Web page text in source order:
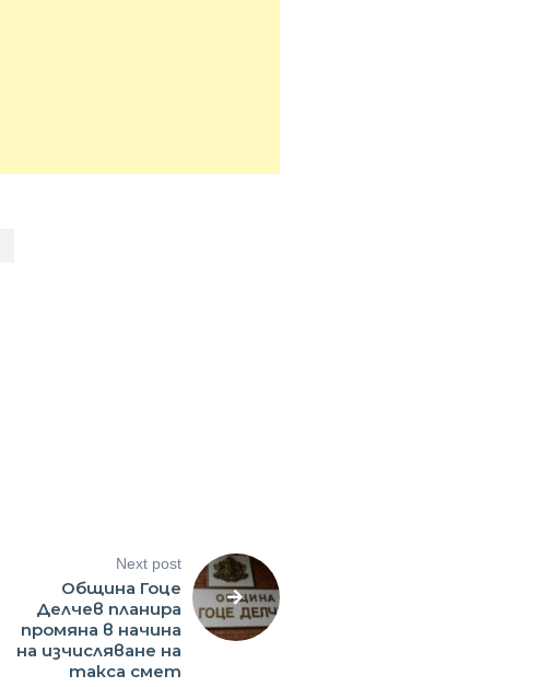
Next post
Община Гоце
Делчев планира
промяна в начина
на изчисляване на
такса смет